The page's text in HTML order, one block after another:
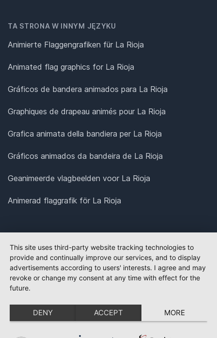
TA STRONA W INNYM JĘZYKU
Animierte Flaggengrafiken für La Rioja
Animated flag graphics for La Rioja
Gráficos de bandera animados para La Rioja
Graphiques de drapeau animés pour La Rioja
Grafica animata della bandiera per La Rioja
Gráficos animados da bandeira de La Rioja
Geanimeerde vlagbeelden voor La Rioja
Animerad flaggrafik för La Rioja
This site uses third-party website tracking technologies to
provide and continually improve our services, and to display
advertisements according to users' interests. I agree and may
revoke or change my consent at any time with effect for the
future.
DENY ACCEPT MORE